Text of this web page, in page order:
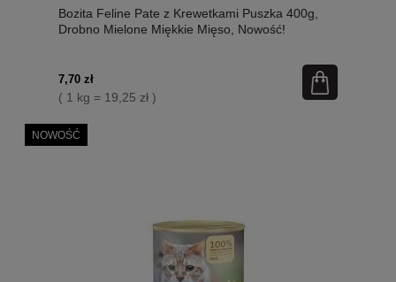
Bozita Feline Pate z Krewetkami Puszka 400g,
Drobno Mielone Miękkie Mięso, Nowość!
7,70 zł
( 1 kg = 19,25 zł )
NOWOŚĆ